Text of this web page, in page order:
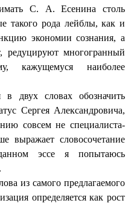
С. А. Есенина столь
такого рода лейблы, как и
экономии сознания, а
редуцируют многогранный
кажущемуся наиболее
двух словах обозначить
Сергея Александровича,
совсем не специалиста-
выражает словосочетание
эссе я попытаюсь
из самого предлагаемого
определяется как рост